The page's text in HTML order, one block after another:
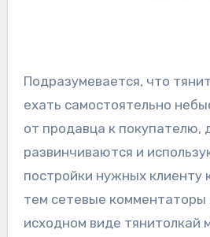
Подразумевается, что
ехать самостоятельно
от продавца к покупателю,
развинчиваются и
постройки нужных клиенту
тем сетевые комментаторы
исходном виде тянитолкай